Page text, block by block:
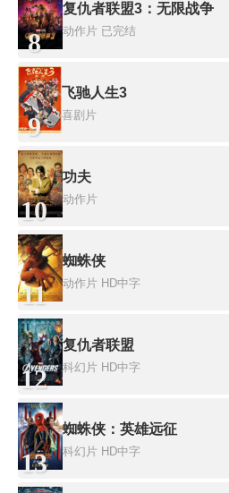
8
复仇者联盟3：无限战争
动作片 已完结
9
飞驰人生3
喜剧片
10
功夫
动作片
11
蜘蛛侠
动作片 HD中字
12
复仇者联盟
科幻片 HD中字
13
蜘蛛侠：英雄远征
科幻片 HD中字